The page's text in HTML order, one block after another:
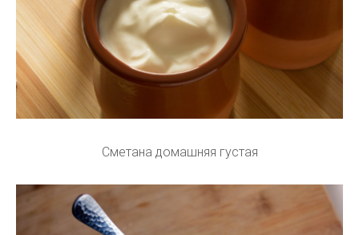
Сметана домашняя густая